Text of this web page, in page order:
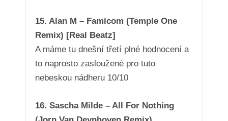
15. Alan M – Famicom (Temple One
Remix) [Real Beatz]
A máme tu dnešní třetí plné hodnocení a
to naprosto zasloužené pro tuto
nebeskou nádheru 10/10
16. Sascha Milde – All For Nothing